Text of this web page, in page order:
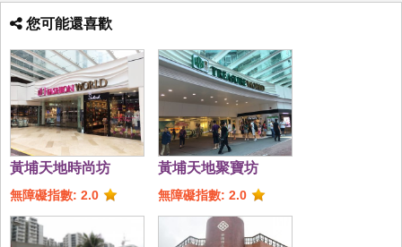
您可能還喜歡
黃埔天地時尚坊
無障礙指數: 2.0
黃埔天地聚寶坊
無障礙指數: 2.0